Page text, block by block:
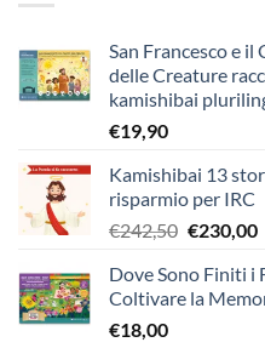
San Francesco e
delle Creature
kamishibai
€19,90
Kamishibai 13
risparmio per IRC
€242,50 Il
originale
era:
€230,00Il
Dove Sono Finiti i
Coltivare la
€18,00